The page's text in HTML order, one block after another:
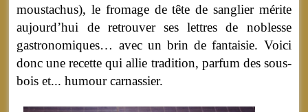
moustachus), le fromage de tête de sanglier mérite
aujourd’hui de retrouver ses lettres de noblesse
gastronomiques… avec un brin de fantaisie. Voici
donc une recette qui allie tradition, parfum des sous-
bois et... humour carnassier.